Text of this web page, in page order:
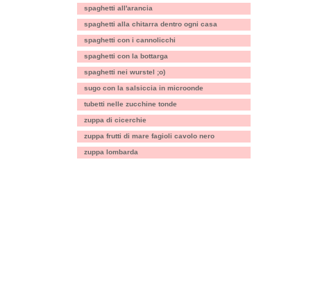
spaghetti all'arancia
spaghetti alla chitarra dentro ogni casa
spaghetti con i cannolicchi
spaghetti con la bottarga
spaghetti nei wurstel ;o)
sugo con la salsiccia in microonde
tubetti nelle zucchine tonde
zuppa di cicerchie
zuppa frutti di mare fagioli cavolo nero
zuppa lombarda